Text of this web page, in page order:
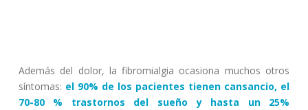
Además del dolor, la fibromialgia ocasiona muchos otros
síntomas: el 90% de los pacientes tienen cansancio, el
70-80 % trastornos del sueño y hasta un 25%